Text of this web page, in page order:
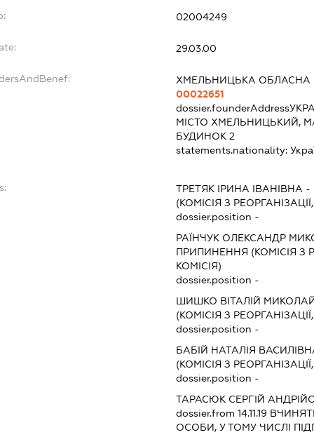
02004249
29.03.00
ХМЕЛЬНИЦЬКА ОБЛАСНА
00022651
dossier.founderAddress
МІСТО ХМЕЛЬНИЦЬКИЙ,
БУДИНОК 2
statements.nationality:
ТРЕТЯК ІРИНА ІВАНІВНА -
(КОМІСІЯ З
dossier.position -
РАЇНЧУК ОЛЕКСАНДР
ПРИПИНЕННЯ (КОМІСІЯ З
КОМІСІЯ)
dossier.position -
ШИШКО ВІТАЛІЙ
(КОМІСІЯ З
dossier.position -
БАБІЙ НАТАЛІЯ
(КОМІСІЯ З
dossier.position -
ТАРАСЮК СЕРГІЙ
dossier.from 14.11.19
ОСОБИ, У ТОМУ ЧИСЛІ